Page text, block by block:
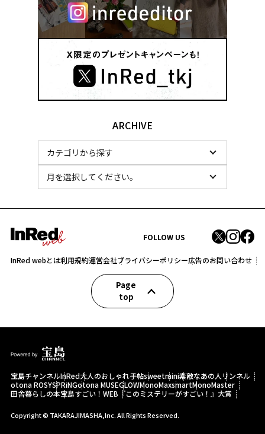
ARCHIVE
FOLLOW US
InRed webとは利用規約運営会社プライバシーポリシー広告のお問い合わせ
Page
top
宝島チャンネルInRed大人のおしゃれ手帖sweetmini素敵なあの人 リンネル
otona ROSYSPRiNGotona MUSEGLOWMonoMaxsmartMonoMaster
田舎暮らしの本宝島すごい！WEB 『このミステリーがすごい！』大賞
Copyright © TAKARAJIMASHA,Inc. All Rights Reserved.